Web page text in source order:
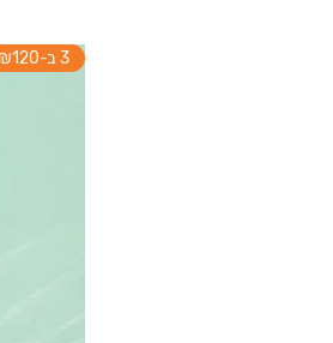
3 ב-₪120